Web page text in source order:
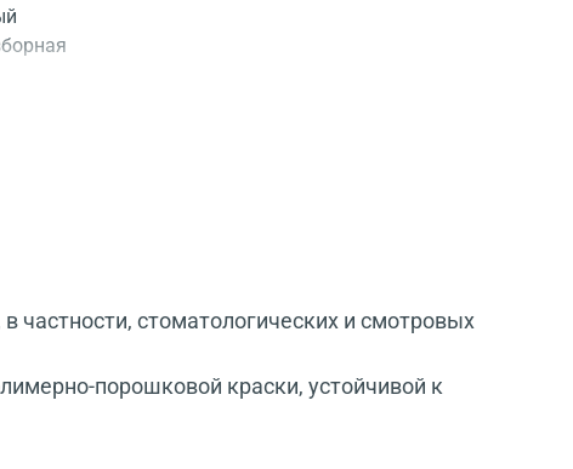
стоматологических и смотровых
порошковой краски, устойчивой к